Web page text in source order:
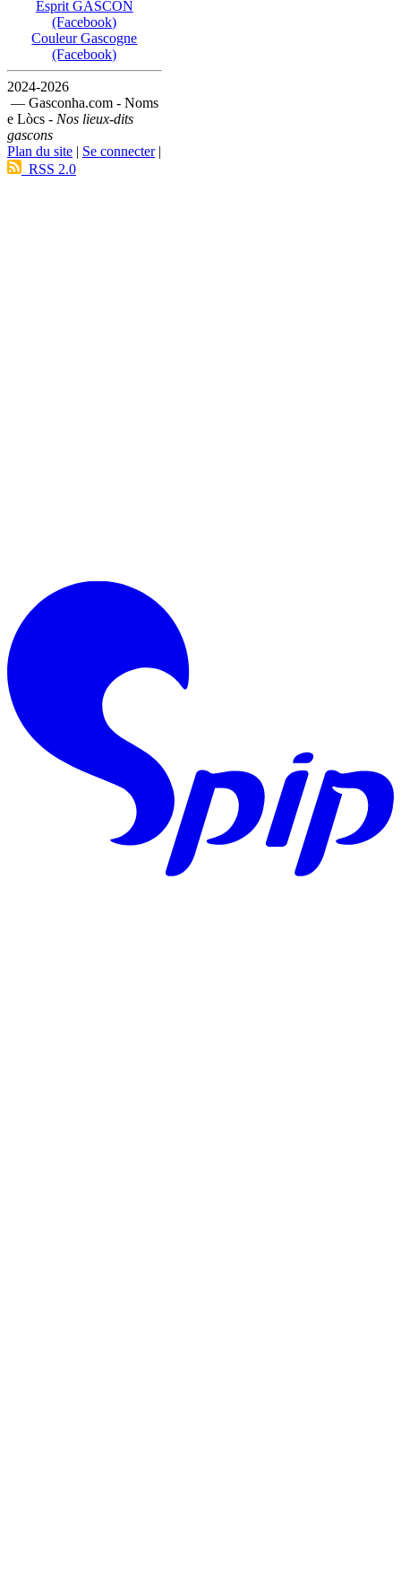
Esprit GASCON
(Facebook)
Couleur Gascogne
(Facebook)
2024-2026
— Gasconha.com - Noms
e Lòcs - Nos lieux-dits
gascons
Plan du site | Se connecter|
RSS 2.0